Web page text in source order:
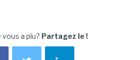
a plu? Partagez le !